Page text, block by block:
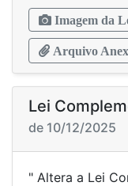
Imagem da
Arquivo
Lei
de 10/12/2025
" Altera a Lei